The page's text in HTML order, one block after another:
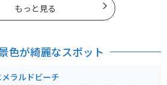
もっと見る
色が綺麗なスポット
メラルドビーチ